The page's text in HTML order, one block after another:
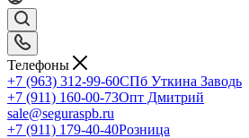
Телефоны
+7 (963) 312-99-60СПб Уткина Заводь
+7 (911) 160-00-73Опт Дмитрий
sale@seguraspb.ru
+7 (911) 179-40-40Розница